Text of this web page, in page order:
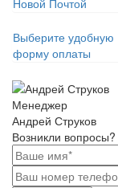
Новой Почтой
Выберите удобную
форму оплаты
Менеджер
Андрей Струков
Возникли вопросы?